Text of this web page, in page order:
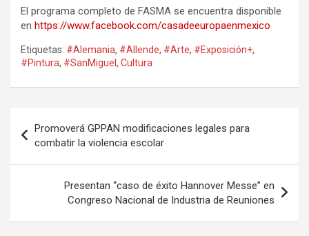
El programa completo de FASMA se encuentra disponible
en https://www.facebook.com/casadeeuropaenmexico
Etiquetas: #Alemania, #Allende, #Arte, #Exposición+,
#Pintura, #SanMiguel , Cultura
de
entradas
Promoverá GPPAN modificaciones legales para
combatir la violencia escolar
Presentan “caso de éxito Hannover Messe” en
Congreso Nacional de Industria de Reuniones